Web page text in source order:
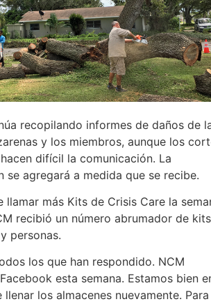
recopilando informes de daños de
y los miembros, aunque los
difícil la comunicación. La
se agregará a medida que se recibe.
llamar más Kits de Crisis Care la
recibió un número abrumador de kits
personas.
los que han respondido. NCM
esta semana. Estamos bien
llenar los almacenes nuevamente. Para